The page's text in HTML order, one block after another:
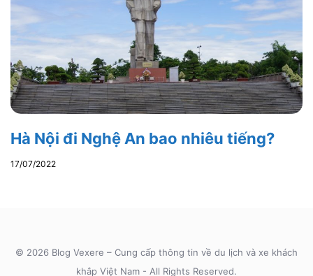
Hà Nội đi Nghệ An bao nhiêu tiếng?
17/07/2022
© 2026 Blog Vexere – Cung cấp thông tin về du lịch và xe khách
khắp Việt Nam - All Rights Reserved.